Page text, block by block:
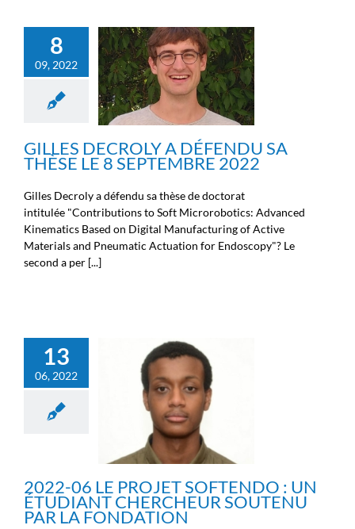
8
09, 2022
GILLES DECROLY A
DÉFENDU SA THÈSE LE 8
SEPTEMBRE 2022
Nouvelles de la Fondation
Michel Cremer
Nouvelles des
chercheurs Nouvelles des
ingénieurs
GILLES DECROLY A DÉFENDU SA
THÈSE LE 8 SEPTEMBRE 2022
Gilles Decroly a défendu sa thèse de doctorat
intitulée "Contributions to Soft Microrobotics: Advanced
Kinematics Based on Digital Manufacturing of Active
Materials and Pneumatic Actuation for Endoscopy"? Le
second a per [...]
13
06, 2022
2022-06 LE PROJET
SOFTENDO : UN
ÉTUDIANT CHERCHEUR
SOUTENU PAR LA
FONDATION
Ecosystème Nouvelles des
chercheurs Nouvelles des
ingénieurs Nouvelles des
médecins
2022-06 LE PROJET SOFTENDO : UN
ÉTUDIANT CHERCHEUR SOUTENU
PAR LA FONDATION